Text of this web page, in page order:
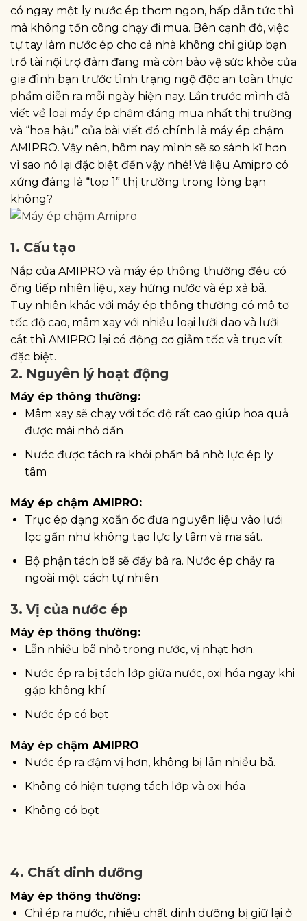
có ngay một ly nước ép thơm ngon, hấp dẫn tức thì
mà không tốn công chạy đi mua. Bên cạnh đó, việc
tự tay làm nước ép cho cả nhà không chỉ giúp bạn
trổ tài nội trợ đảm đang mà còn bảo vệ sức khỏe của
gia đình bạn trước tình trạng ngộ độc an toàn thực
phẩm diễn ra mỗi ngày hiện nay. Lần trước mình đã
viết về loại máy ép chậm đáng mua nhất thị trường
và “hoa hậu” của bài viết đó chính là máy ép chậm
AMIPRO. Vậy nên, hôm nay mình sẽ so sánh kĩ hơn
vì sao nó lại đặc biệt đến vậy nhé! Và liệu Amipro có
xứng đáng là “top 1” thị trường trong lòng bạn
không?
1. Cấu tạo
Nắp của AMIPRO và máy ép thông thường đều có
ống tiếp nhiên liệu, xay hứng nước và ép xả bã.
Tuy nhiên khác với máy ép thông thường có mô tơ
tốc độ cao, mâm xay với nhiều loại lưỡi dao và lưỡi
cắt thì AMIPRO lại có động cơ giảm tốc và trục vít
đặc biệt.
2. Nguyên lý hoạt động
Máy ép thông thường:
Mâm xay sẽ chạy với tốc độ rất cao giúp hoa quả
được mài nhỏ dần
Nước được tách ra khỏi phần bã nhờ lực ép ly
tâm
Máy ép chậm AMIPRO:
Trục ép dạng xoắn ốc đưa nguyên liệu vào lưới
lọc gần như không tạo lực ly tâm và ma sát.
Bộ phận tách bã sẽ đẩy bã ra. Nước ép chảy ra
ngoài một cách tự nhiên
3. Vị của nước ép
Máy ép thông thường:
Lẫn nhiều bã nhỏ trong nước, vị nhạt hơn.
Nước ép ra bị tách lớp giữa nước, oxi hóa ngay khi
gặp không khí
Nước ép có bọt
Máy ép chậm AMIPRO
Nước ép ra đậm vị hơn, không bị lẫn nhiều bã.
Không có hiện tượng tách lớp và oxi hóa
Không có bọt
4. Chất dinh dưỡng
Máy ép thông thường:
Chỉ ép ra nước, nhiều chất dinh dưỡng bị giữ lại ở